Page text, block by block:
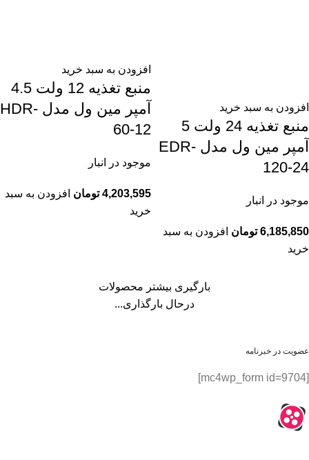
افزودن به سبد خرید
منبع تغذیه 24 ولت 5
آمپر مین ول مدل EDR-
120-24
موجود در انبار
6,185,850 تومان افزودن به سبد
خرید
افزودن به سبد خرید
منبع تغذیه 12 ولت 4.5
آمپر مین ول مدل HDR-
60-12
موجود در انبار
4,203,595 تومان افزودن به سبد
خرید
بارگیری بیشتر محصولات
درحال بارگذاری...
عضویت در خبرنامه
[mc4wp_form id=9704]